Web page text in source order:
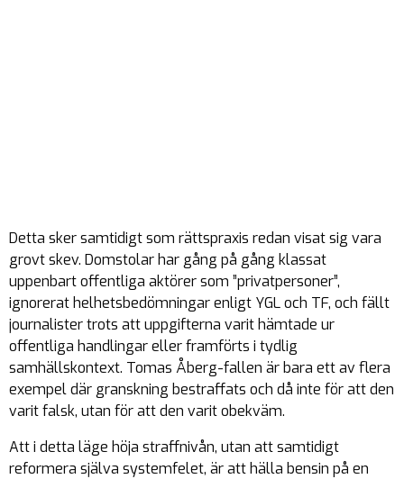
Detta sker samtidigt som rättspraxis redan visat sig vara
grovt skev. Domstolar har gång på gång klassat
uppenbart offentliga aktörer som ”privatpersoner”,
ignorerat helhetsbedömningar enligt YGL och TF, och fällt
journalister trots att uppgifterna varit hämtade ur
offentliga handlingar eller framförts i tydlig
samhällskontext. Tomas Åberg-fallen är bara ett av flera
exempel där granskning bestraffats och då inte för att den
varit falsk, utan för att den varit obekväm.
Att i detta läge höja straffnivån, utan att samtidigt
reformera själva systemfelet, är att hälla bensin på en